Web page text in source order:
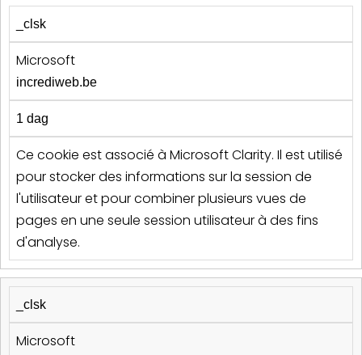
_clsk
Microsoft
incrediweb.be
1 dag
Ce cookie est associé à Microsoft Clarity. Il est utilisé
pour stocker des informations sur la session de
l'utilisateur et pour combiner plusieurs vues de
pages en une seule session utilisateur à des fins
d'analyse.
_clsk
Microsoft